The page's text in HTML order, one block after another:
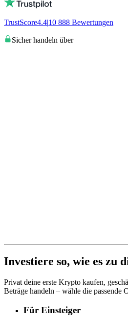
TrustScore4.4|10 888 Bewertungen
Sicher handeln über
Investiere so, wie es zu
Privat deine erste Krypto kaufen,
Beträge handeln – wähle die passende
Für Einsteiger